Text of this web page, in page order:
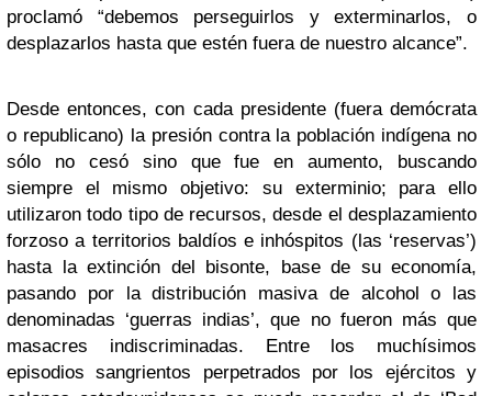
proclamó “debemos perseguirlos y exterminarlos, o
desplazarlos hasta que estén fuera de nuestro alcance”.
Desde entonces, con cada presidente (fuera demócrata
o republicano) la presión contra la población indígena no
sólo no cesó sino que fue en aumento, buscando
siempre el mismo objetivo: su exterminio; para ello
utilizaron todo tipo de recursos, desde el desplazamiento
forzoso a territorios baldíos e inhóspitos (las ‘reservas’)
hasta la extinción del bisonte, base de su economía,
pasando por la distribución masiva de alcohol o las
denominadas ‘guerras indias’, que no fueron más que
masacres indiscriminadas. Entre los muchísimos
episodios sangrientos perpetrados por los ejércitos y